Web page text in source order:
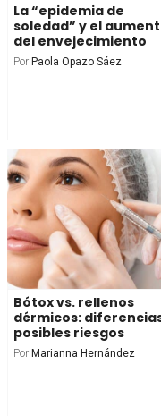
La “epidemia de
soledad” y el
del envejecimiento
Por Paola Opazo Sáez
Bótox vs. rellenos
dérmicos:
posibles riesgos
Por Marianna Hernández